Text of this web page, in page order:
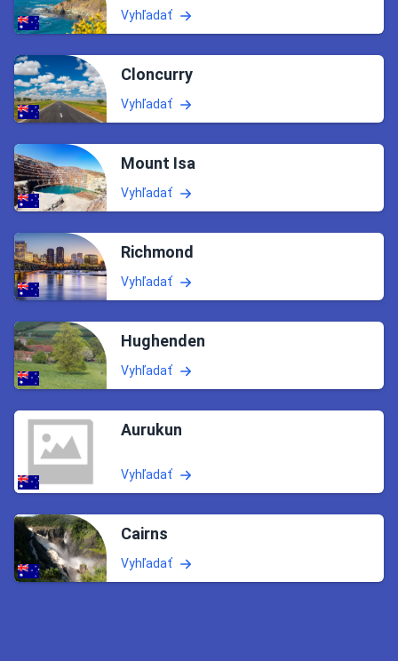
Vyhľadať
Cloncurry
Vyhľadať
Mount Isa
Vyhľadať
Richmond
Vyhľadať
Hughenden
Vyhľadať
Aurukun
Vyhľadať
Cairns
Vyhľadať